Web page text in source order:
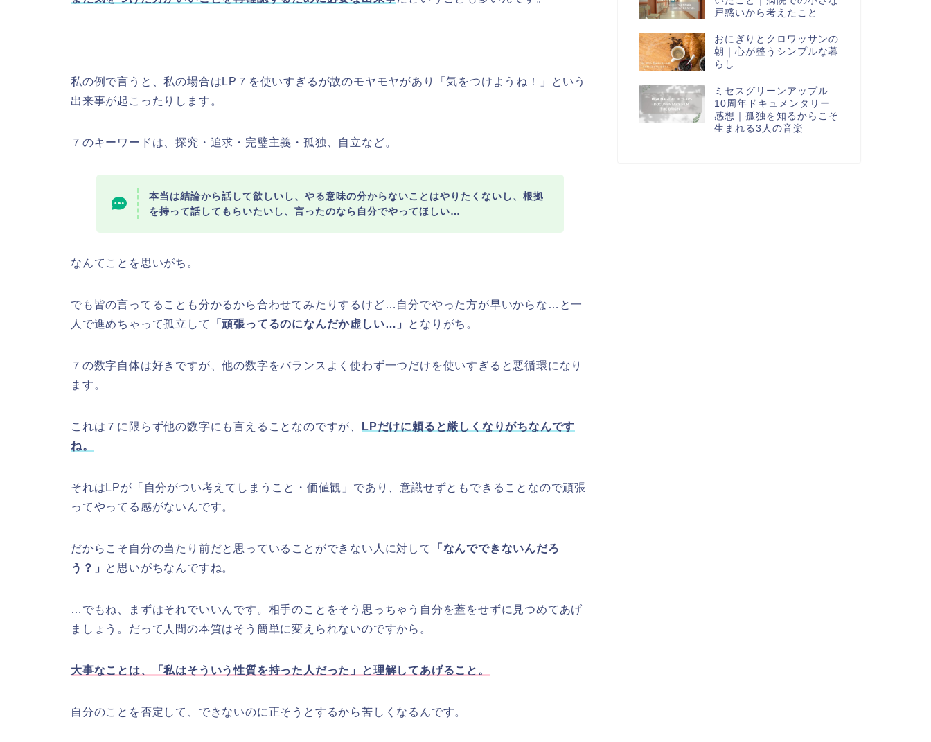
私の例で言うと、私の場合はLP７を使いすぎるが故のモヤモヤがあり「気をつけようね！」という
出来事が起こったりします。
７のキーワードは、探究・追求・完璧主義・孤独、自立など。
本当は結論から話して欲しいし、やる意味の分からないことはやりたくないし、根拠
を持って話してもらいたいし、言ったのなら自分でやってほしい…
なんてことを思いがち。
でも皆の言ってることも分かるから合わせてみたりするけど…自分でやった方が早いからな…と一
人で進めちゃって孤立して
「頑張ってるのになんだか虚しい…」 となりがち。
７の数字自体は好きですが、他の数字をバランスよく使わず一つだけを使いすぎると悪循環になり
ます。
これは７に限らず他の数字にも言えることなのですが、
LPだけに頼ると厳しくなりがちなんです
ね。
それはLPが「自分がつい考えてしまうこと・価値観」であり、意識せずともできることなので頑張
ってやってる感がないんです。
だからこそ自分の当たり前だと思っていることができない人に対して
「なんでできないんだろ
う？」 と思いがちなんですね。
…でもね、まずはそれでいいんです。相手のことをそう思っちゃう自分を蓋をせずに見つめてあげ
ましょう。だって人間の本質はそう簡単に変えられないのですから。
大事なことは、「私はそういう性質を持った人だった」と理解してあげること。
自分のことを否定して、できないのに正そうとするから苦しくなるんです。
戸惑いから考えたこと
おにぎりとクロワッサンの
朝｜心が整うシンプルな暮
らし
ミセスグリーンアップル
10周年ドキュメンタリー
感想｜孤独を知るからこそ
生まれる3人の音楽